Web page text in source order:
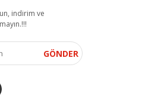
indirim ve
GÖNDER